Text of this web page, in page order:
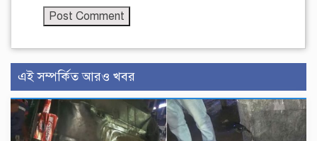
এই সম্পর্কিত আরও খবর